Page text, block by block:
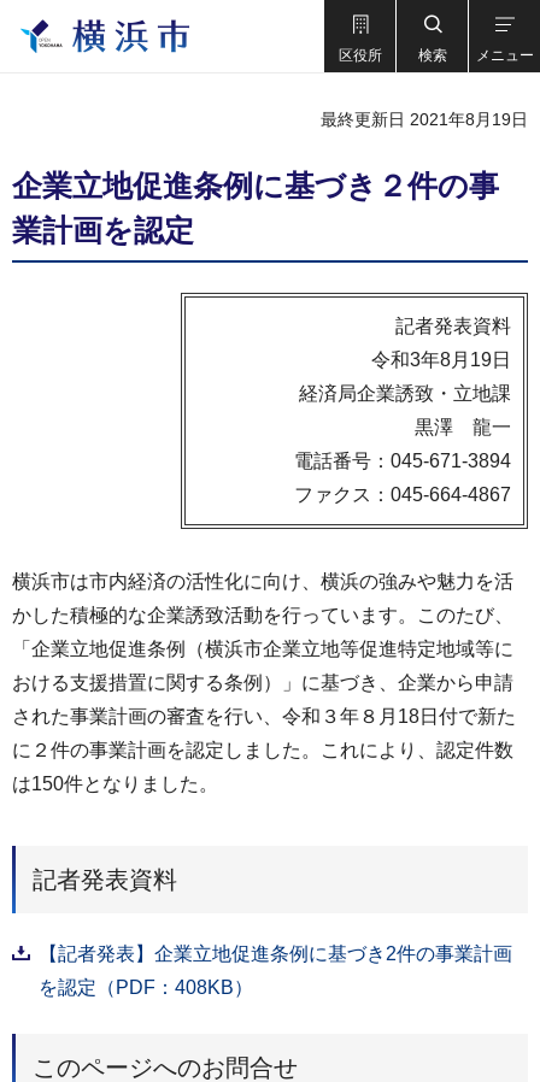
区役所 検索 メニュー
最終更新日 2021年8月19日
企業立地促進条例に基づき２件の事
業計画を認定
記者発表資料
令和3年8月19日
経済局企業誘致・立地課
黒澤 龍一
電話番号：045-671-3894
ファクス：045-664-4867
横浜市は市内経済の活性化に向け、横浜の強みや魅力を活
かした積極的な企業誘致活動を行っています。このたび、
「企業立地促進条例（横浜市企業立地等促進特定地域等に
おける支援措置に関する条例）」に基づき、企業から申請
された事業計画の審査を行い、令和３年８月18日付で新た
に２件の事業計画を認定しました。これにより、認定件数
は150件となりました。
記者発表資料
【記者発表】企業立地促進条例に基づき2件の事業計画
を認定（PDF：408KB）
このページへのお問合せ